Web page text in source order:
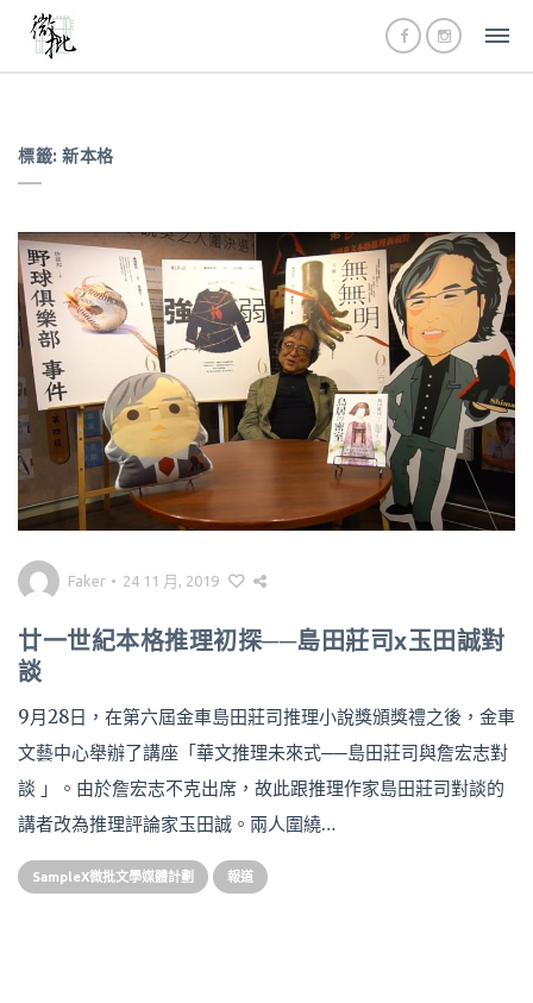
標籤: 新本格
Faker • 24 11 月, 2019
廿一世紀本格推理初探──島田莊司x玉田誠對
談
9月28日，在第六屆金車島田莊司推理小說獎頒獎禮之後，金車
文藝中心舉辦了講座「華文推理未來式──島田莊司與詹宏志對
談 」。由於詹宏志不克出席，故此跟推理作家島田莊司對談的
講者改為推理評論家玉田誠。兩人圍繞…
SampleX微批文學媒體計劃 報道